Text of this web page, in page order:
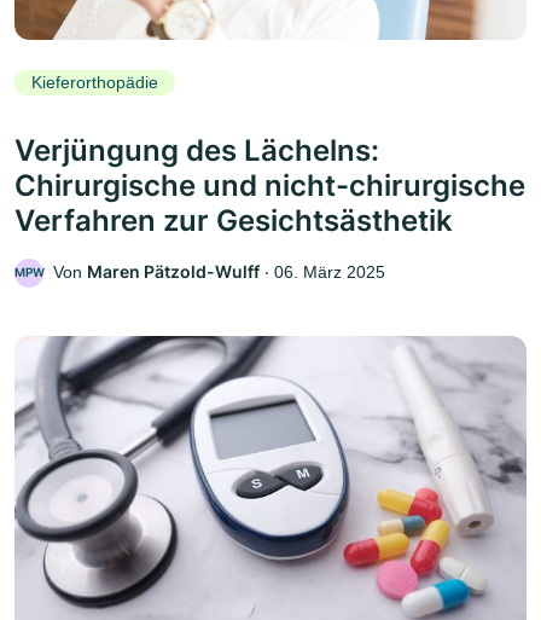
Kieferorthopädie
Verjüngung des Lächelns:
Chirurgische und nicht-chirurgische
Verfahren zur Gesichtsästhetik
MPW Von Maren Pätzold-Wulff ‧ 06. März 2025